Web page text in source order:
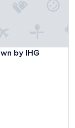
by IHG
IHG